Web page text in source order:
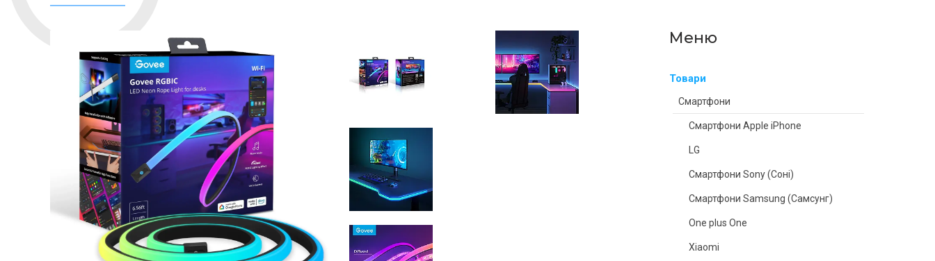
Товари
Смартфони
Смартфони Apple iPhone
LG
Смартфони Sony (Соні)
Смартфони Samsung (Самсунг)
One plus One
Xiaomi